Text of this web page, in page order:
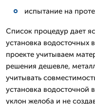
испытание на
Список процедур дает
установка водосточных
проекте учитываем
решения дешевле,
учитывать
установка водосточной
уклон желоба и не